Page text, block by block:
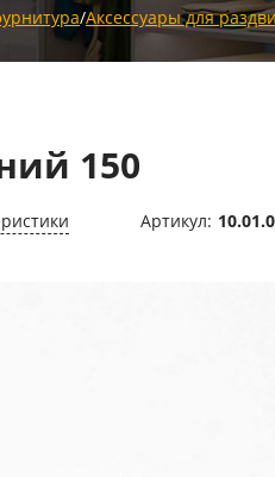
/Аксессуары для
150
Артикул: